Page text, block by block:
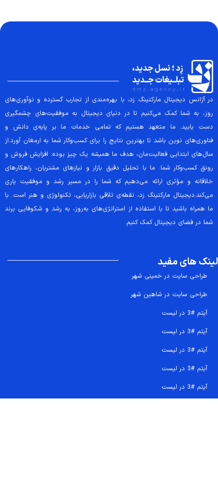
در آژانس دیجیتال مارکتینگ زد، با بهره‌مندی از تجارب گسترده و نوآوری‌های
روز، به شما کمک می‌کنیم تا در دنیای دیجیتال به موفقیت‌های چشمگیری
دست یابید. ما متعهد هستیم که تمامی خدمات ما بر پایه‌ی دانش و
فناوری‌های نوین باشد تا بهترین نتایج را برای کسب‌وکار شما به ارمغان آورد.از
سال‌های ابتدایی فعالیت‌مان، هدف ما همیشه یک چیز بوده: افزایش فروش و
رونق کسب‌وکار شما. ما با تحلیل دقیق بازار و نیازهای مشتریان، راهکارهای
خلاقانه و مؤثری ارائه می‌دهیم که شما را در مسیر رشد و موفقیت یاری
می‌کند.دیجیتال مارکتینگ زد، نقطه‌ی تلاقی بازاریابی، تکنولوژی و هنر است. با
ما همراه باشید تا با استفاده از استراتژی‌های به‌روز، به رشد و شکوفایی برند
شما در فضای دیجیتال کمک کنیم.
لینک های مفید
طراحی سایت در خمینی شهر
طراحی سایت در شاهین شهر
آیتم #3 در لیست
آیتم #3 در لیست
آیتم #3 در لیست
آیتم #3 در لیست
آیتم #3 در لیست